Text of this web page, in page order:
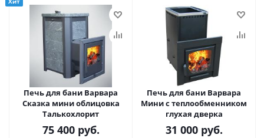
Печь для бани Варвара
Сказка мини облицовка
Талькохлорит
75 400руб.
Печь для бани Варвара
Мини с теплообменником
глухая дверка
31 000руб.